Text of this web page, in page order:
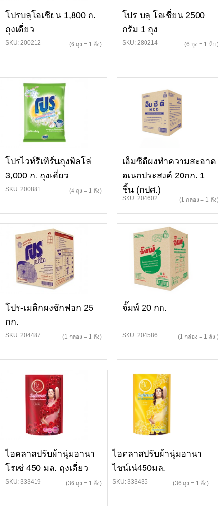
โปรบลูโอเชียน 1,800 ก.
ถุงเดี่ยว
SKU: 200212 (6 ถุง = 1 ลัง)
โปร บลู โอเชี่ยน 2500
กรัม 1 ถุง
SKU: 280214 (6 ถุง = 1 หีบ)
โปรไวท์รีเทิร์นถุงพิลโล่
3,000 ก. ถุงเดี่ยว
SKU: 200881 (4 ถุง = 1 ลัง)
เอ็มซีดีผงทำความสะอาด
อเนกประสงค์ 20กก. 1
ชิ้น (กปศ.)
SKU: 204602 (1 กล่อง = 1 ลัง)
โปร-เมติกผงซักฟอก 25
กก.
SKU: 204487 (1 กล่อง = 1 ลัง)
จั๊มพ์ 20 กก.
SKU: 204586 (1 กล่อง = 1 ลัง )
ไฮคลาสปรับผ้านุ่มฮานา
โรเซ่ 450 มล. ถุงเดี่ยว
SKU: 333419 (36 ถุง = 1 ลัง)
ไฮคลาสปรับผ้านุ่มฮานา
ไชน์เน่450มล.
SKU: 333435 (36 ถุง = 1 ลัง)